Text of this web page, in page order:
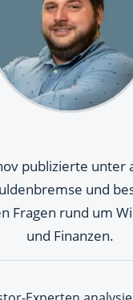
publizierte unter
und
Fragen rund um
und Finanzen.